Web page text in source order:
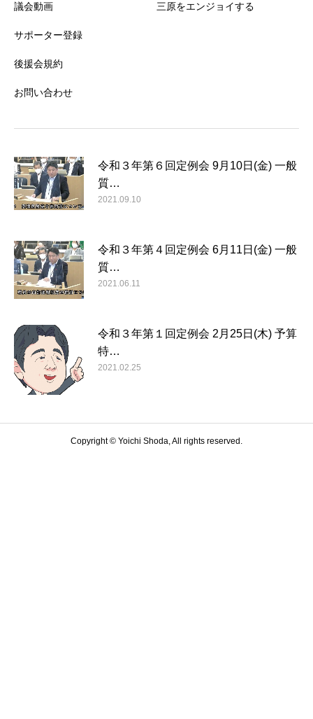
議会動画
サポーター登録
後援会規約
お問い合わせ
三原をエンジョイする
令和３年第６回定例会 9月10日(金) 一般
質…
2021.09.10
令和３年第４回定例会 6月11日(金) 一般
質…
2021.06.11
令和３年第１回定例会 2月25日(木) 予算
特…
2021.02.25
Copyright © Yoichi Shoda, All rights reserved.